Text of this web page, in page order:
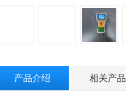
产品介绍 相关产品